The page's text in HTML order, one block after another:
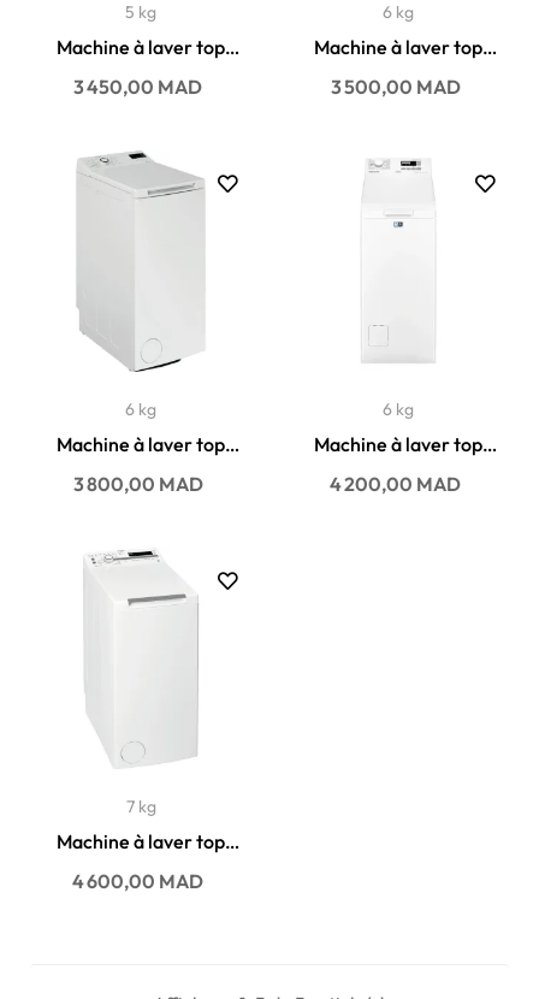
5 kg
Machine à laver top
Whirlpool 5KG 1100
t/min...
Prix
3 450,00 MAD
6 kg
Machine à laver top
Arthur martin 6KG
1000...
Prix
3 500,00 MAD
6 kg
Machine à laver top
Whirlpool 6KG 1200
t/min...
Prix
3 800,00 MAD
6 kg
Machine à laver top
Arthur martin 6KG
1000...
Prix
4 200,00 MAD
7 kg
Machine à laver top
Whirlpool 7KG 1200
t/min...
Prix
4 600,00 MAD